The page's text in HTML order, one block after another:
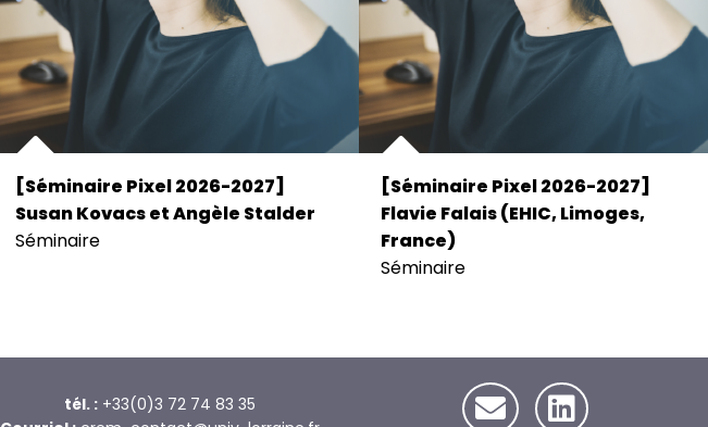
[Séminaire Pixel 2026-2027]
Susan Kovacs et Angèle Stalder
Séminaire
[Séminaire Pixel 2026-2027]
Flavie Falais (EHIC, Limoges,
France)
Séminaire
tél. : +33(0)3 72 74 83 35